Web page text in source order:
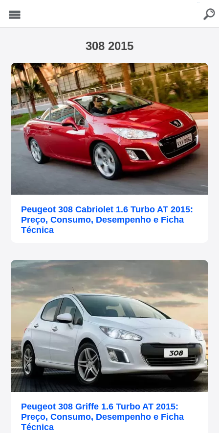
308 2015
Peugeot 308 Cabriolet 1.6 Turbo AT 2015:
Preço, Consumo, Desempenho e Ficha
Técnica
Peugeot 308 Griffe 1.6 Turbo AT 2015:
Preço, Consumo, Desempenho e Ficha
Técnica